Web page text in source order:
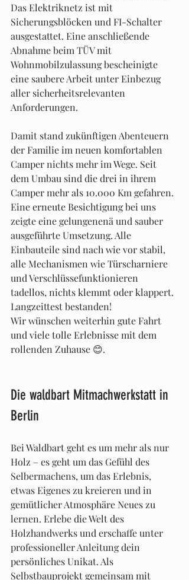
Das Elektriknetz ist mit
Sicherungsblöcken und FI-Schalter
ausgestattet. Eine anschließende
Abnahme beim TÜV mit
Wohnmobilzulassung bescheinigte
eine saubere Arbeit unter Einbezug
aller sicherheitsrelevanten
Anforderungen.
Damit stand zukünftigen Abenteuern
der Familie im neuen komfortablen
Camper nichts mehr im Wege. Seit
dem Umbau sind die drei in ihrem
Camper mehr als 10.000 Km gefahren.
Eine erneute Besichtigung bei uns
zeigte eine gelungenenä und sauber
ausgeführte Umsetzung. Alle
Einbauteile sind nach wie vor stabil,
alle Mechanismen wie Türscharniere
und Verschlüssefunktionieren
tadellos, nichts klemmt oder klappert.
Langzeittest bestanden!
Wir wünschen weiterhin gute Fahrt
und viele tolle Erlebnisse mit dem
rollenden Zuhause 😊.
Die waldbart Mitmachwerkstatt in
Berlin
Bei Waldbart geht es um mehr als nur
Holz – es geht um das Gefühl des
Selbermachens, um das Erlebnis,
etwas Eigenes zu kreieren und in
gemütlicher Atmosphäre Neues zu
lernen. Erlebe die Welt des
Holzhandwerks und erschaffe unter
professioneller Anleitung dein
persönliches Unikat. Als
Selbstbauprojekt gemeinsam mit